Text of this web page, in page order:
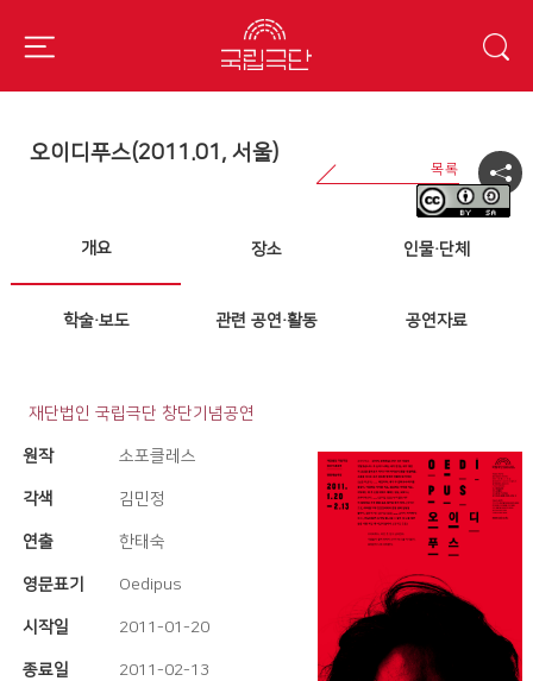
오이디푸스(2011.01, 서울)
개요 장소 인물·단체
학술·보도 관련 공연·활동 공연자료
재단법인 국립극단 창단기념공연
원작 소포클레스
각색 김민정
연출 한태숙
영문표기 Oedipus
시작일 2011-01-20
종료일 2011-02-13